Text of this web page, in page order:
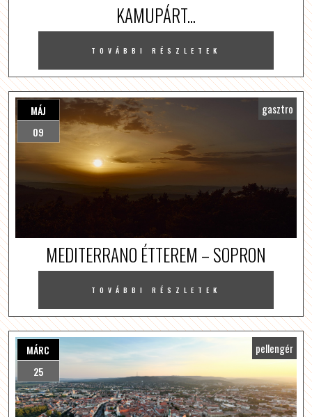
KAMUPÁRT...
TOVÁBBI RÉSZLETEK
MÁJ
09
gasztro
MEDITERRANO ÉTTEREM – SOPRON
TOVÁBBI RÉSZLETEK
MÁRC
25
pellengér